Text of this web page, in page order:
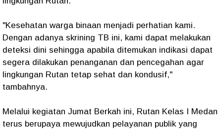
"Kesehatan warga binaan menjadi perhatian kami.
Dengan adanya skrining TB ini, kami dapat melakukan
deteksi dini sehingga apabila ditemukan indikasi dapat
segera dilakukan penanganan dan pencegahan agar
lingkungan Rutan tetap sehat dan kondusif,"
tambahnya.
Melalui kegiatan Jumat Berkah ini, Rutan Kelas I Medan
terus berupaya mewujudkan pelayanan publik yang